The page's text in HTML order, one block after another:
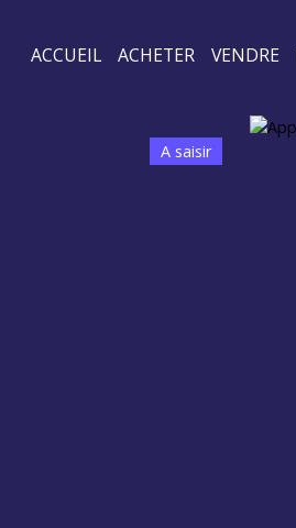
ACCUEIL ACHETER VENDRE
A saisir